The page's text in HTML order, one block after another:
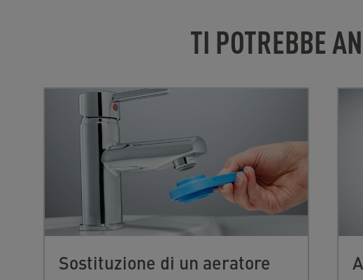
TI POTREBBE
Sostituzione di un aeratore